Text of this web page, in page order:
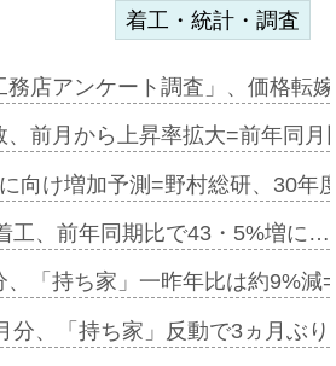
着工・統計・調査
務店アンケート調査」、価格転
、前月から上昇率拡大=前年同
向け増加予測=野村総研、30年
工、前年同期比で43・5%増に…
、「持ち家」一昨年比は約9%
分、「持ち家」反動で3ヵ月ぶ